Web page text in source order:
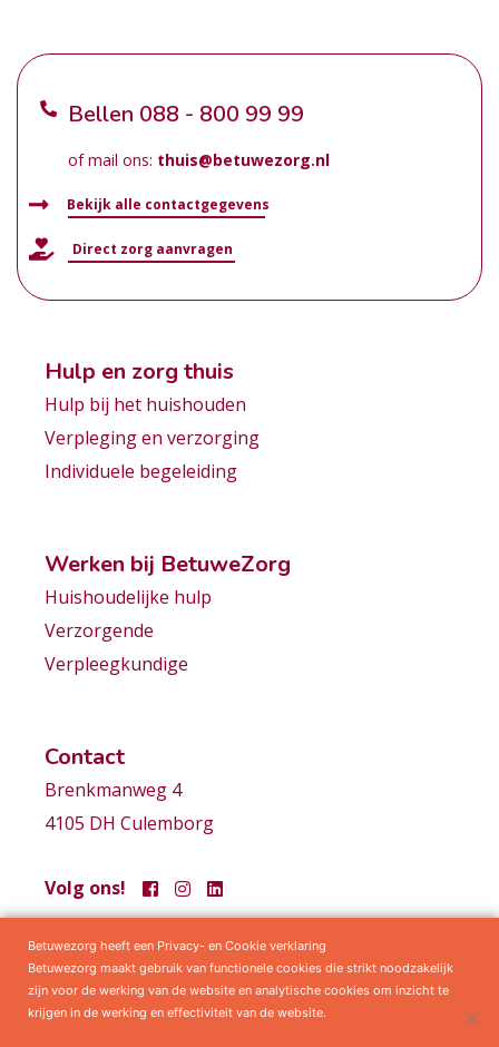
Bellen 088 - 800 99 99
of mail ons: thuis@betuwezorg.nl
Bekijk alle contactgegevens
Direct zorg aanvragen
Hulp en zorg thuis
Hulp bij het huishouden
Verpleging en verzorging
Individuele begeleiding
Werken bij BetuweZorg
Huishoudelijke hulp
Verzorgende
Verpleegkundige
Contact
Brenkmanweg 4
4105 DH Culemborg
Volg ons!
Samenwerkingen Privacy statement Algemene voorwaarden
Betuwezorg heeft een Privacy- en Cookie verklaring
Betuwezorg maakt gebruik van functionele cookies die strikt noodzakelijk
zijn voor de werking van de website en analytische cookies om inzicht te
krijgen in de werking en effectiviteit van de website.